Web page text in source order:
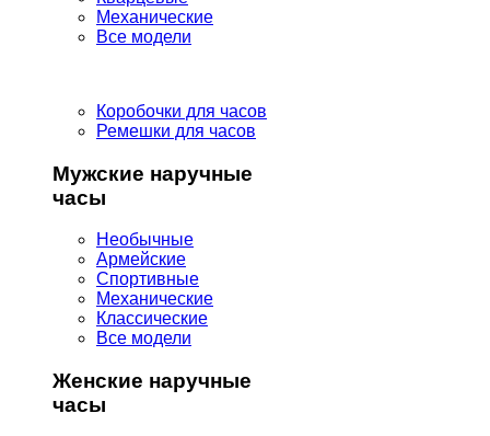
Механические
Все модели
Коробочки для часов
Ремешки для часов
Мужские наручные
часы
Необычные
Армейские
Спортивные
Механические
Классические
Все модели
Женские наручные
часы